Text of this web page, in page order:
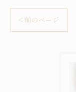
< 前のページ